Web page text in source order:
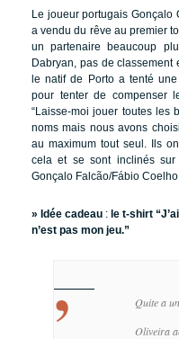
Le joueur portugais Gonçalo
a vendu du rêve au premier
un partenaire beaucoup
Dabryan, pas de classement
le natif de Porto a tenté
pour tenter de compenser
“Laisse-moi jouer toutes les
noms mais nous avons
au maximum tout seul. Ils
cela et se sont inclinés
Gonçalo Falcão/Fábio Coelho.
» Idée cadeau : le t-shirt
n’est pas mon jeu.”
Quite a
Oliveira